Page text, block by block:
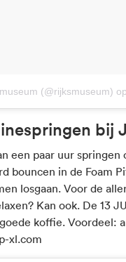
(@rijksmuseum)
bij
een paar uur
bouncen in de Foam
losgaan. Voor de
Kan ook. De 13
koffie. Voordeel:
xl.com